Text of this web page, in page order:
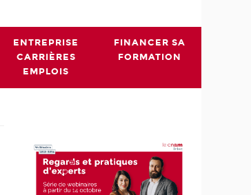
ENTREPRISE
CARRIÈRES
EMPLOIS
FINANCER SA
FORMATION